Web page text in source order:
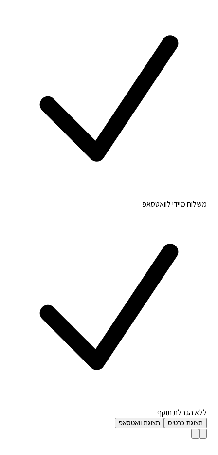
משלוח מיידי לוואטסאפ
ללא הגבלת תוקף
תצוגת כרטיס תצוגת וואטסאפ